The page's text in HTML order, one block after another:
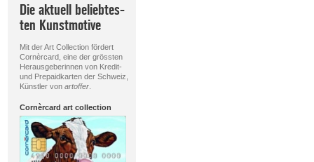
Die aktuell beliebtes-
ten Kunstmotive
Mit der Art Collection fördert
Cornèrcard, eine der grössten
Herausgeberinnen von Kredit-
und Prepaidkarten der Schweiz,
Künstler von artoffer.
Cornèrcard art collection